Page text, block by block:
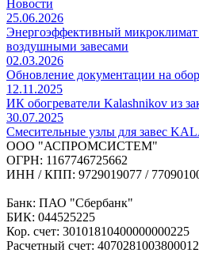
Новости
25.06.2026
Энергоэффективный
воздушными завесами
02.03.2026
Обновление документации на
12.11.2025
ИК обогреватели Kalashnikov из
30.07.2025
Cмесительные узлы для завес
ООО "АСПРОМСИСТЕМ"
ОГРН: 1167746725662
ИНН / КПП: 9729019077 /
Банк: ПАО "Сбербанк"
БИК: 044525225
Кор. счет: 30101810400000000225
Расчетный счет: